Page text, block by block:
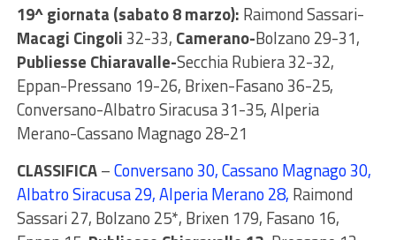
19^ giornata (sabato 8 marzo): Raimond Sassari-
Macagi Cingoli32-33, Camerano-Bolzano 29-31,
Publiesse Chiaravalle-Secchia Rubiera 32-32,
Eppan-Pressano 19-26, Brixen-Fasano 36-25,
Conversano-Albatro Siracusa 31-35, Alperia
Merano-Cassano Magnago 28-21
CLASSIFICA–Conversano 30, Cassano Magnago 30,
Albatro Siracusa 29, Alperia Merano 28, Raimond
Sassari 27, Bolzano 25*, Brixen 179, Fasano 16,